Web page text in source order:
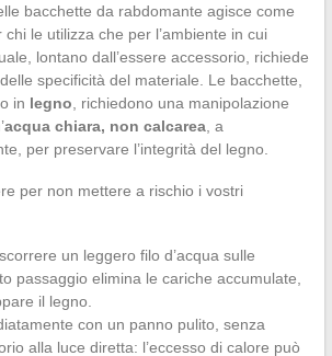
bacchette da rabdomante agisce come
le utilizza che per l’ambiente in cui
lontano dall’essere accessorio, richiede
specificità del materiale. Le bacchette,
in legno , richiedono una manipolazione
acqua chiara, non calcarea, a
per preservare l’integrità del legno.
per non mettere a rischio i vostri
un leggero filo d’acqua sulle
passaggio elimina le cariche accumulate,
il legno.
con un panno pulito, senza
alla luce diretta: l’eccesso di calore può